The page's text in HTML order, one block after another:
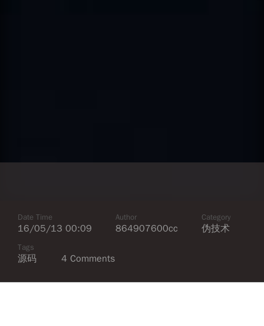
Date Time
16/05/13 00:09
Author
864907600cc
Category
伪技术
Tags
源码 4 Comments